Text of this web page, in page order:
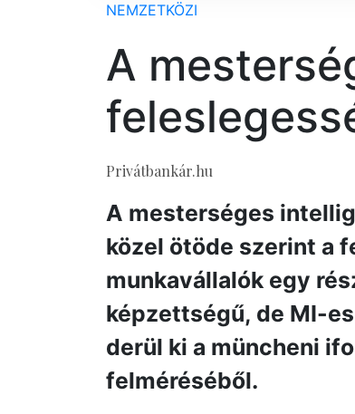
NEMZETKÖZI
A
Privátbankár.hu
A mesterséges
közel ötöde szerint a
munkavállalók egy
képzettségű, de MI-
derül ki a müncheni
felméréséből.